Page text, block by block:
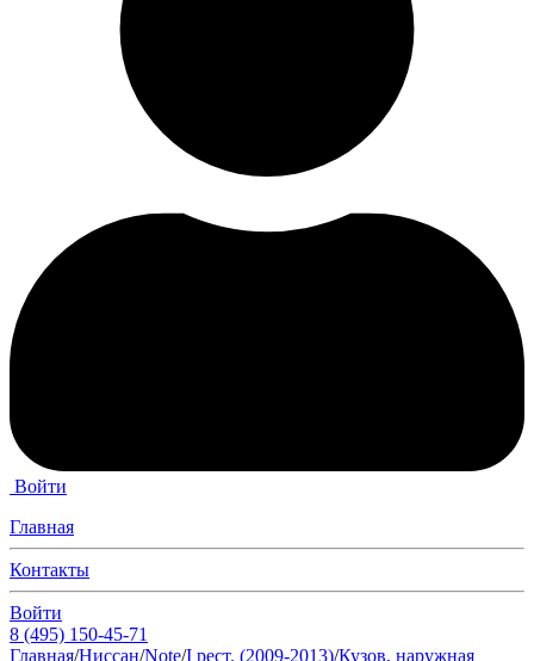
Войти
Главная
Контакты
Войти
8 (495) 150-45-71
Главная/Ниссан/Note/I рест. (2009-2013)/Кузов, наружная